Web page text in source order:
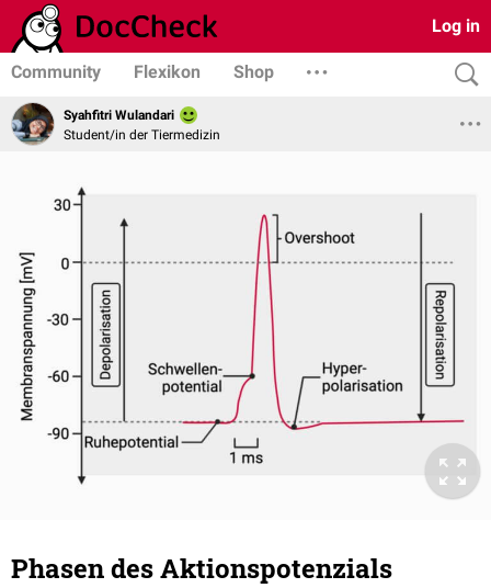
Log in
Community Flexikon Shop
Syahfitri Wulandari
Student/in der Tiermedizin
Phasen des Aktionspotenzials